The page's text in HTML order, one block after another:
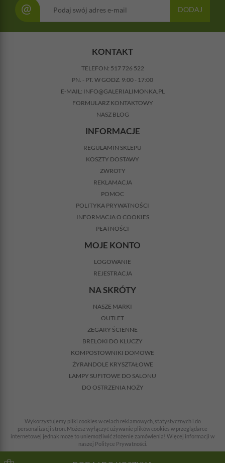
@ DODAJ
KONTAKT
TELEFON: 517 726 522
PN. - PT. W GODZ. 9:00 - 17:00
E-MAIL: INFO@GALERIALIMONKA.PL
FORMULARZ KONTAKTOWY
NASZ BLOG
INFORMACJE
REGULAMIN SKLEPU
KOSZTY DOSTAWY
ZWROTY
REKLAMACJA
POMOC
POLITYKA PRYWATNOŚCI
INFORMACJA O COOKIES
PŁATNOŚCI
MOJE KONTO
LOGOWANIE
REJESTRACJA
NA SKRÓTY
NASZE MARKI
OUTLET
ZEGARY ŚCIENNE
BRELOKI DO KLUCZY
KOMPOSTOWNIKI DOMOWE
ŻYRANDOLE KRYSZTAŁOWE
LAMPY SUFITOWE DO SALONU
DO OSTRZENIA NOŻY
Wykorzystujemy pliki cookies w celach reklamowych, statystycznych i do
personalizacji stron. Możesz wyłączyć używanie plików cookies w przeglądarce
internetowej jednak może to uniemożliwić złożenie zamówienia! Więcej informacji w
naszej Polityce Prywatności.